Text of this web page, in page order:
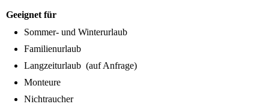
Geeignet für
Sommer- und Winterurlaub
Familienurlaub
Langzeiturlaub (auf Anfrage)
Monteure
Nichtraucher